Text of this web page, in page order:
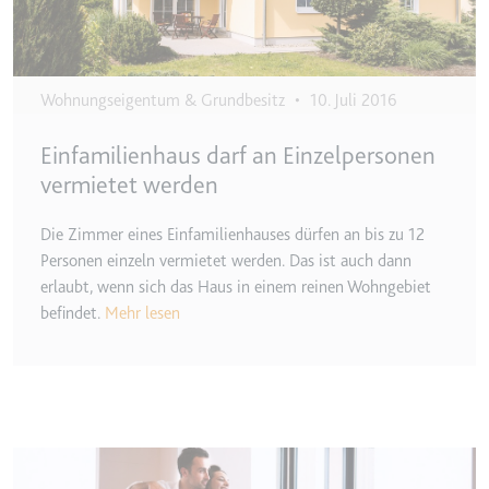
Ablauf:
2 Jahre
Typ:
HTTP-Cookie
Anbieter:
smartlaw.de
Zweck:
Wird verwendet, um die Effizienz
zu messen, indem Daten über die
Conversion-Rate der Anzeigen der
Website über mehrere Websites
hinweg gesammelt werden.
Wohnungseigentum & Grundbesitz • 10. Juli 2016
Einfamilienhaus darf an Einzelpersonen
vermietet werden
Die Zimmer eines Einfamilienhauses dürfen an bis zu 12
Personen einzeln vermietet werden. Das ist auch dann
erlaubt, wenn sich das Haus in einem reinen Wohngebiet
befindet. Mehr lesen